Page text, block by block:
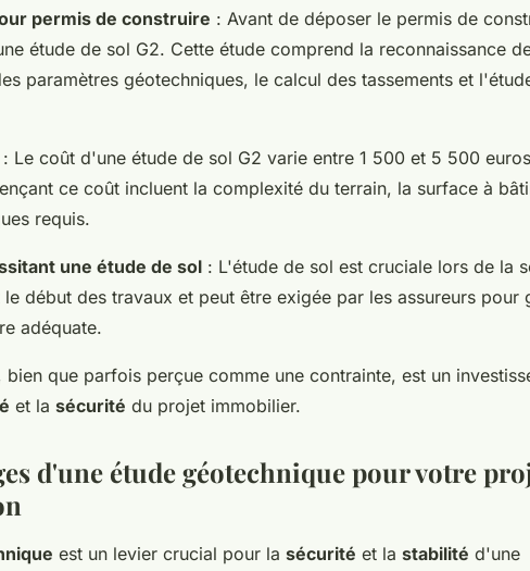
permis de construire : Avant de déposer le permis de
étude de sol G2. Cette étude comprend la reconnaissance
paramètres géotechniques, le calcul des tassements et
: Le coût d'une étude de sol G2 varie entre 1 500 et 5 500
ce coût incluent la complexité du terrain, la surface à
requis.
une étude de sol : L'étude de sol est cruciale lors de la
début des travaux et peut être exigée par les assureurs pour
adéquate.
bien que parfois perçue comme une contrainte, est un
et la sécurité du projet immobilier.
d'une étude géotechnique pour votre
est un levier crucial pour la sécurité et la stabilité d'une